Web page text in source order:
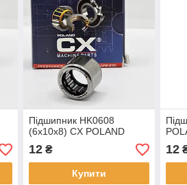
Підшипник HK0608
(6x10x8) CX POLAND
12₴
Купити
12